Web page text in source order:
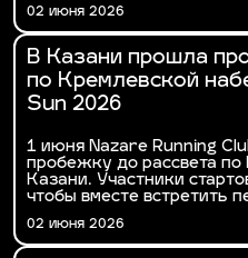
02 июня 2026
В Казани прошла
по Кремлевской
Sun 2026
1 июня Nazare Running
пробежку до рассвета
Казани. Участники
чтобы вместе встретить
02 июня 2026